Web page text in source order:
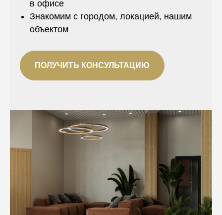
в офисе
Знакомим с городом, локацией, нашим
объектом
ПОЛУЧИТЬ КОНСУЛЬТАЦИЮ